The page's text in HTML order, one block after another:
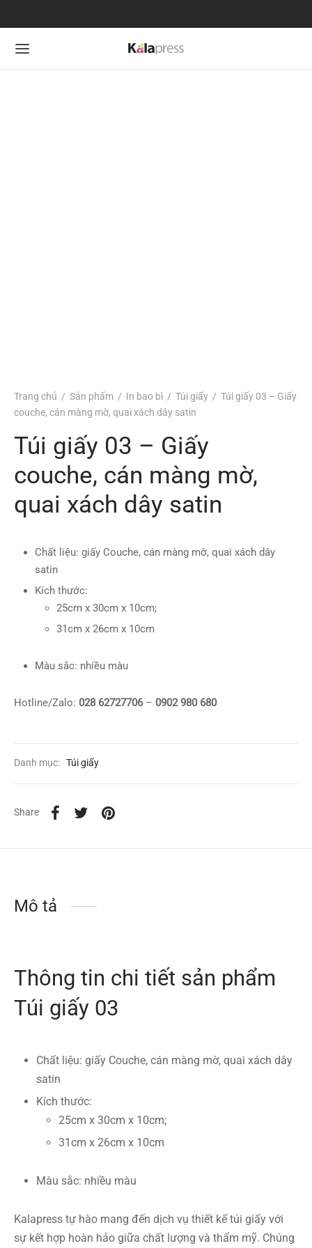
Trang chủ / Sản phẩm / In bao bì / Túi giấy / Túi giấy 03 – Giấy
couche, cán màng mờ, quai xách dây satin
Túi giấy 03 – Giấy
couche, cán màng mờ,
quai xách dây satin
Chất liệu: giấy Couche, cán màng mờ, quai xách dây
satin
Kích thước:
25cm x 30cm x 10cm;
31cm x 26cm x 10cm
Màu sắc: nhiều màu
Hotline/Zalo: 028 62727706– 0902 980 680
Danh mục: Túi giấy
Share
Mô tả
Thông tin chi tiết sản phẩm
Túi giấy 03
Chất liệu: giấy Couche, cán màng mờ, quai xách dây
satin
Kích thước:
25cm x 30cm x 10cm;
31cm x 26cm x 10cm
Màu sắc: nhiều màu
Kalapress tự hào mang đến dịch vụ thiết kế túi giấy với
sự kết hợp hoàn hảo giữa chất lượng và thẩm mỹ. Chúng